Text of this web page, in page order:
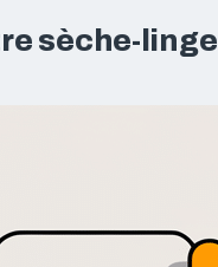
sèche-linge